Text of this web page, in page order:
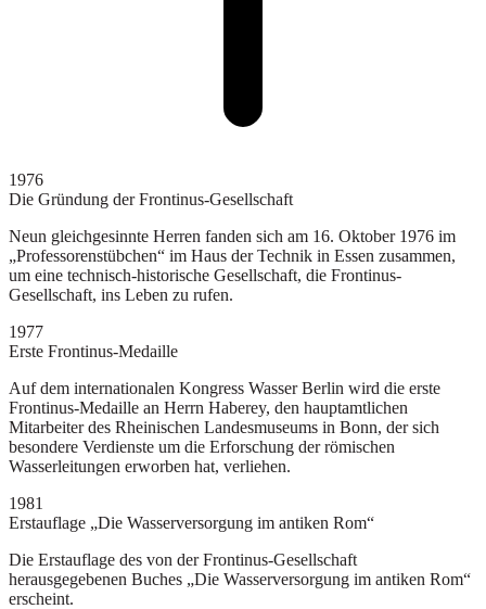
1976
Die Gründung der Frontinus-Gesellschaft
Neun gleichgesinnte Herren fanden sich am 16. Oktober 1976 im
„Professorenstübchen“ im Haus der Technik in Essen zusammen,
um eine technisch-historische Gesellschaft, die Frontinus-
Gesellschaft, ins Leben zu rufen.
1977
Erste Frontinus-Medaille
Auf dem internationalen Kongress Wasser Berlin wird die erste
Frontinus-Medaille an Herrn Haberey, den hauptamtlichen
Mitarbeiter des Rheinischen Landesmuseums in Bonn, der sich
besondere Verdienste um die Erforschung der römischen
Wasserleitungen erworben hat, verliehen.
1981
Erstauflage „Die Wasserversorgung im antiken Rom“
Die Erstauflage des von der Frontinus-Gesellschaft
herausgegebenen Buches „Die Wasserversorgung im antiken Rom“
erscheint.